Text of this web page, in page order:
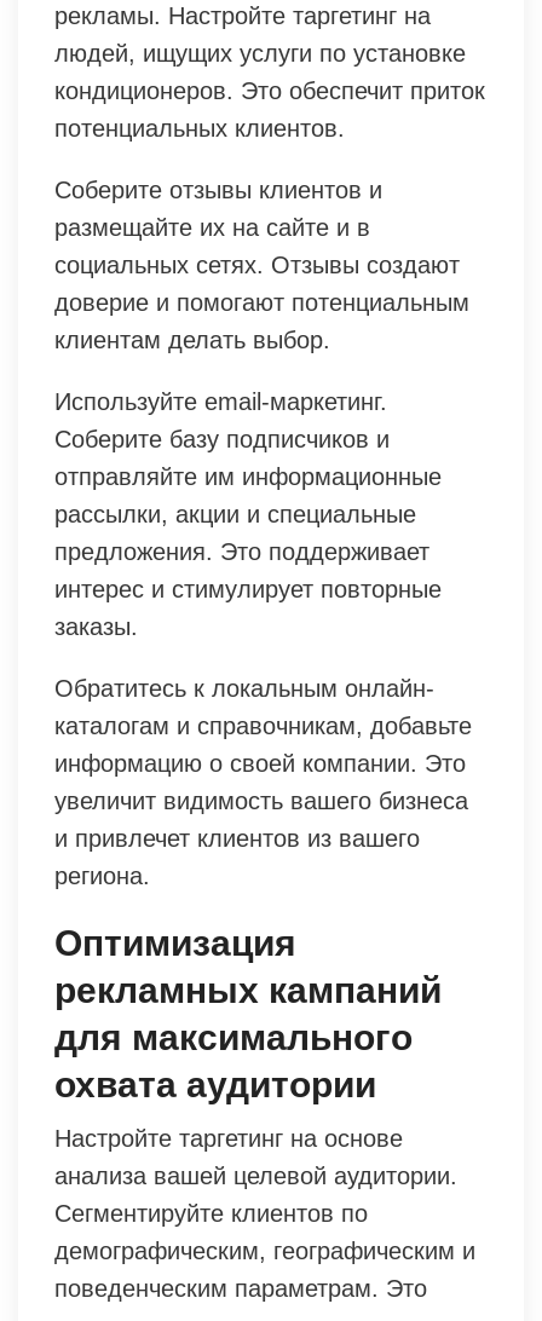
рекламы. Настройте таргетинг на
людей, ищущих услуги по установке
кондиционеров. Это обеспечит приток
потенциальных клиентов.
Соберите отзывы клиентов и
размещайте их на сайте и в
социальных сетях. Отзывы создают
доверие и помогают потенциальным
клиентам делать выбор.
Используйте email-маркетинг.
Соберите базу подписчиков и
отправляйте им информационные
рассылки, акции и специальные
предложения. Это поддерживает
интерес и стимулирует повторные
заказы.
Обратитесь к локальным онлайн-
каталогам и справочникам, добавьте
информацию о своей компании. Это
увеличит видимость вашего бизнеса
и привлечет клиентов из вашего
региона.
Оптимизация
рекламных кампаний
для максимального
охвата аудитории
Настройте таргетинг на основе
анализа вашей целевой аудитории.
Сегментируйте клиентов по
демографическим, географическим и
поведенческим параметрам. Это